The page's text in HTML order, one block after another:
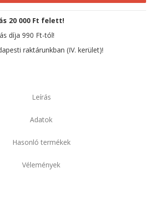
20 000 Ft felett!
díja 990 Ft-tól!
raktárunkban (IV. kerület)!
Leírás
Adatok
Hasonló termékek
Vélemények